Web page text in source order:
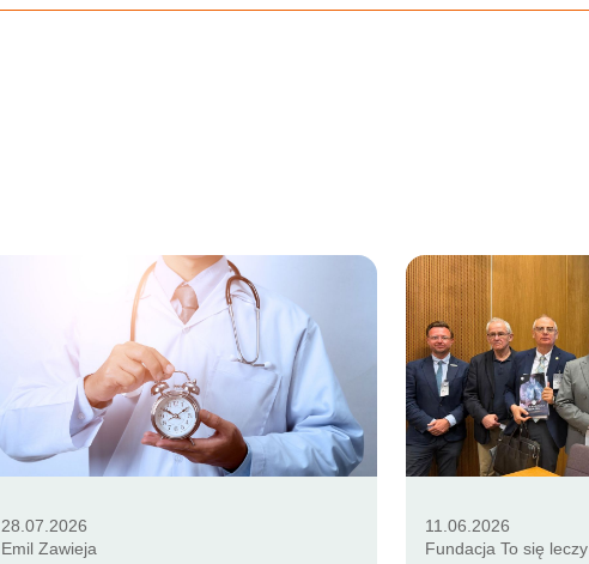
28.07.2026
Emil Zawieja
11.06.2026
Fundacja To się leczy